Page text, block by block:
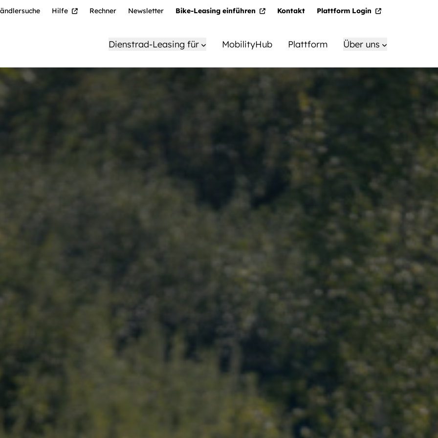
Hilfe Rechner Newsletter Bike-Leasing einführen Kontakt Plattform Login
Dienstrad-Leasing für MobilityHub Plattform Über uns